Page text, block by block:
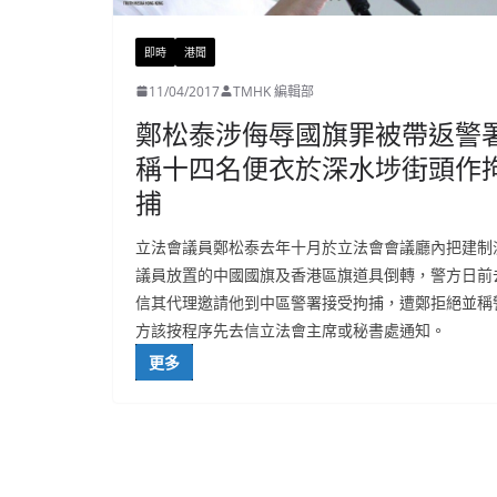
即時 港聞
11/04/2017 TMHK 編輯部
鄭松泰涉侮辱國旗罪被帶返警
稱十四名便衣於深水埗街頭作
捕
立法會議員鄭松泰去年十月於立法會會議廳內把建制
議員放置的中國國旗及香港區旗道具倒轉，警方日前
信其代理邀請他到中區警署接受拘捕，遭鄭拒絕並稱
方該按程序先去信立法會主席或秘書處通知。
更多